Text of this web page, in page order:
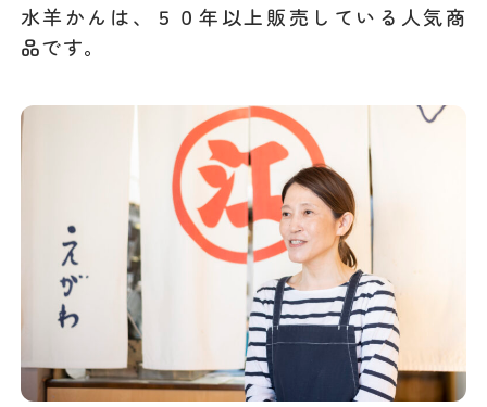
水羊かんは、５０年以上販売している人気商
品です。